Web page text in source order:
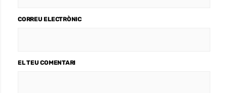
CORREU ELECTRÒNIC
EL TEU COMENTARI